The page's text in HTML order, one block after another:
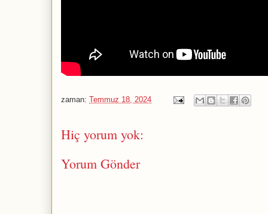
zaman: Temmuz 18, 2024
Hiç yorum yok:
Yorum Gönder